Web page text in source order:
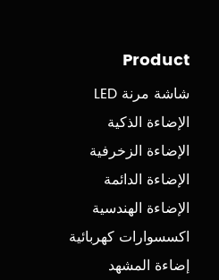
Product
شاشة مرنة LED
الإضاءة الذكية
الإضاءة الزخرفية
الإضاءة الدائمة
الإضاءة الهندسية
اكسسوارات كهربائية
إضاءة المشهد